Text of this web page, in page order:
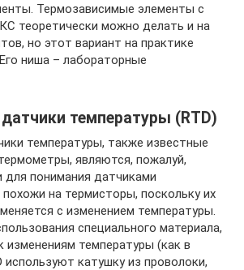
Термозависимые элементы с
теоретически можно делать и на
но этот вариант на практике
ниша – лабораторные
температуры (RTD)
температуры, также известные
являются, пожалуй,
понимания датчиками
похожи на термисторы, поскольку их
с изменением температуры.
специального материала,
изменениям температуры (как в
используют катушку из проволоки,